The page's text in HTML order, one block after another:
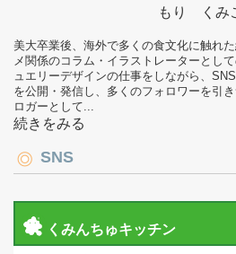
もり くみ
美大卒業後、海外で多くの食文化に触れ
メ関係のコラム・イラストレーターとし
ュエリーデザインの仕事をしながら、
を公開・発信し、多くのフォロワーを引
ロガーとして...
続きをみる
SNS
くみんちゅキッチン